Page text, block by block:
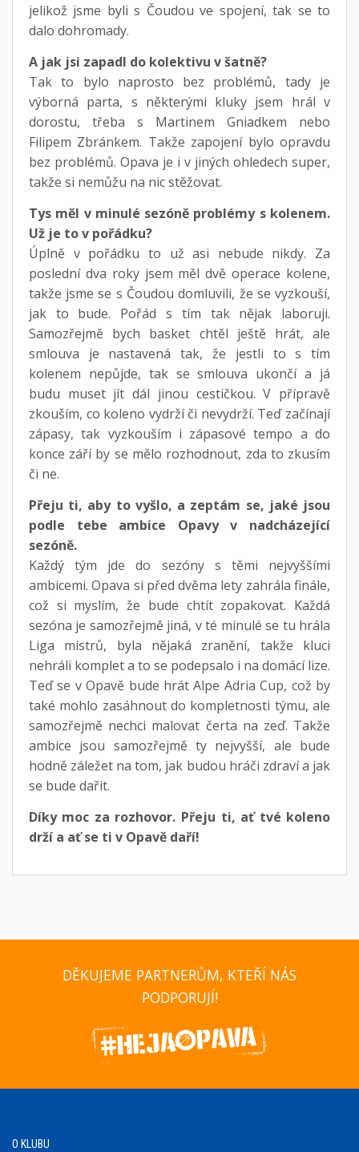
jelikož jsme byli s Čoudou ve spojení, tak se to
dalo dohromady.
A jak jsi zapadl do kolektivu v šatně?
Tak to bylo naprosto bez problémů, tady je
výborná parta, s některými kluky jsem hrál v
dorostu, třeba s Martinem Gniadkem nebo
Filipem Zbránkem. Takže zapojení bylo opravdu
bez problémů. Opava je i v jiných ohledech super,
takže si nemůžu na nic stěžovat.
Tys měl v minulé sezóně problémy s kolenem.
Už je to v pořádku?
Úplně v pořádku to už asi nebude nikdy. Za
poslední dva roky jsem měl dvě operace kolene,
takže jsme se s Čoudou domluvili, že se vyzkouší,
jak to bude. Pořád s tím tak nějak laboruji.
Samozřejmě bych basket chtěl ještě hrát, ale
smlouva je nastavená tak, že jestli to s tím
kolenem nepůjde, tak se smlouva ukončí a já
budu muset jít dál jinou cestičkou. V přípravě
zkouším, co koleno vydrží či nevydrží. Teď začínají
zápasy, tak vyzkouším i zápasové tempo a do
konce září by se mělo rozhodnout, zda to zkusím
či ne.
Přeju ti, aby to vyšlo, a zeptám se, jaké jsou
podle tebe ambice Opavy v nadcházející
sezóně.
Každý tým jde do sezóny s těmi nejvyššími
ambicemi. Opava si před dvěma lety zahrála finále,
což si myslím, že bude chtít zopakovat. Každá
sezóna je samozřejmě jiná, v té minulé se tu hrála
Liga mistrů, byla nějaká zranění, takže kluci
nehráli komplet a to se podepsalo i na domácí lize.
Teď se v Opavě bude hrát Alpe Adria Cup, což by
také mohlo zasáhnout do kompletnosti týmu, ale
samozřejmě nechci malovat čerta na zeď. Takže
ambice jsou samozřejmě ty nejvyšší, ale bude
hodně záležet na tom, jak budou hráči zdraví a jak
se bude dařit.
Díky moc za rozhovor. Přeju ti, ať tvé koleno
drží a ať se ti v Opavě daří!
DĚKUJEME PARTNERŮM, KTEŘÍ NÁS
PODPORUJÍ!
O KLUBU